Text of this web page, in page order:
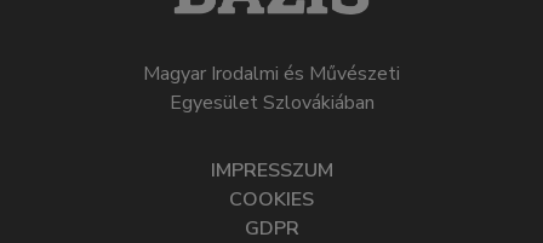
Magyar Irodalmi és Művészeti
Egyesület Szlovákiában
IMPRESSZUM
COOKIES
GDPR